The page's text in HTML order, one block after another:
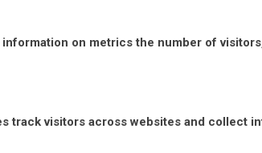
on metrics the number of
track visitors across websites and collect